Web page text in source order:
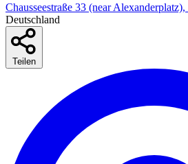
Chausseestraße 33 (near
Deutschland
Teilen